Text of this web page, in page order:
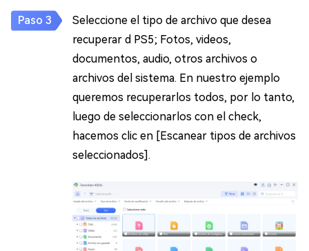
Seleccione el tipo de archivo que desea
recuperar d PS5; Fotos, videos,
documentos, audio, otros archivos o
archivos del sistema. En nuestro ejemplo
queremos recuperarlos todos, por lo tanto,
luego de seleccionarlos con el check,
hacemos clic en [Escanear tipos de archivos
seleccionados].